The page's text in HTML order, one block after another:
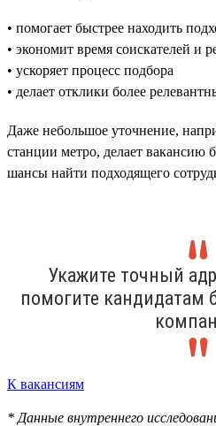
• помогает быстрее находить
• экономит время соискателей и
• ускоряет процесс подбора
• делает отклики более
Даже небольшое уточнение,
станции метро, делает вакансию
шансы найти подходящего
Укажите точный
помогите кандидатам
К вакансиям
* Данные внутреннего